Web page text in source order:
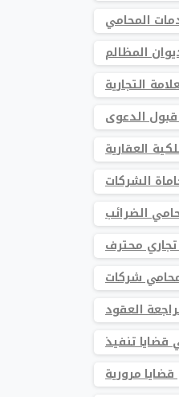
المحامي
المظالم
التجارية
الدعوى
العقارية
الشركات
الضرائب
محترف
شركات
العقود
قضايا تنفيذ
مرورية